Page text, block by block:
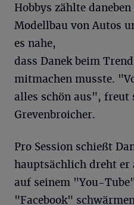
Hobbys zählte
Modellbau von Autos
es nahe,
dass Danek beim
mitmachen musste.
alles schön aus", freut
Grevenbroicher.
Pro Session schießt
hauptsächlich dreht er
auf seinem "You-
"Facebook"